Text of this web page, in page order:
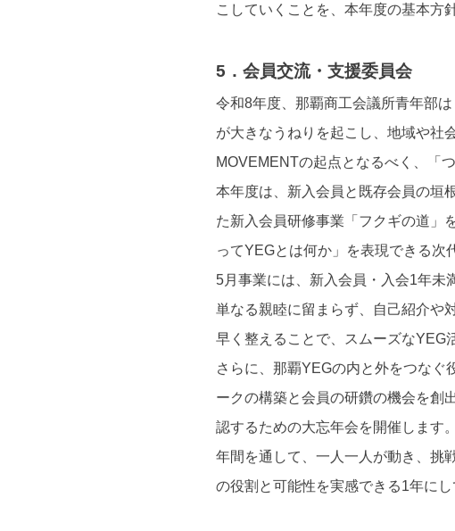
こしていくことを、本年度の基本方
5．会員交流・支援委員会
令和8年度、那覇商工会議所青年部
が大きなうねりを起こし、地域や社
MOVEMENTの起点となるべく、「
本年度は、新入会員と既存会員の垣
た新入会員研修事業「フクギの道」
ってYEGとは何か」を表現できる次
5月事業には、新入会員・入会1年未
単なる親睦に留まらず、自己紹介や
早く整えることで、スムーズなYEG
さらに、那覇YEGの内と外をつなぐ
ークの構築と会員の研鑽の機会を創
認するための大忘年会を開催します。
年間を通して、一人一人が動き、挑
の役割と可能性を実感できる1年にし